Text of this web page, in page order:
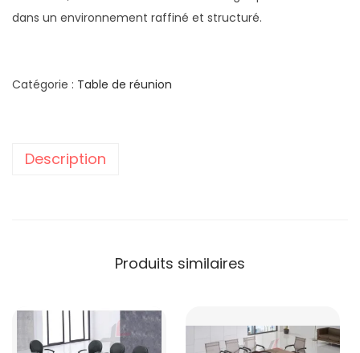
dans un environnement raffiné et structuré.
Catégorie : Table de réunion
Description
Produits similaires